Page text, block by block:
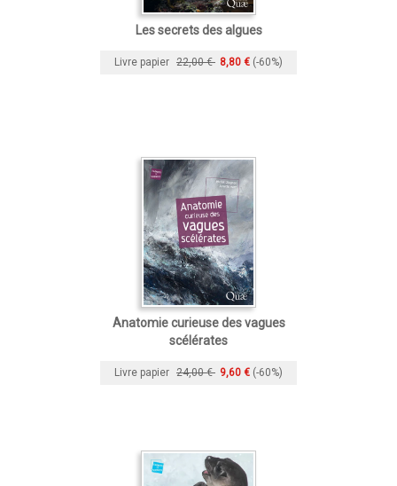
Les secrets des algues
Livre papier 22,00 € 8,80 € (-60%)
Anatomie curieuse des vagues
scélérates
Livre papier 24,00 € 9,60 € (-60%)